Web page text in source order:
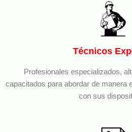
Técnicos
Profesionales especializados,
capacitados para abordar de manera
con sus